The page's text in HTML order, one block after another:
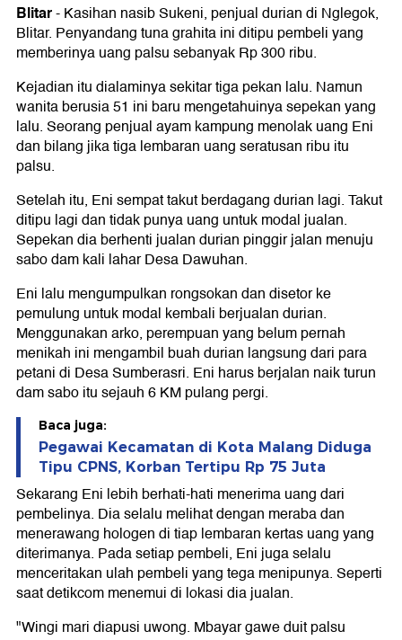
Blitar-Kasihan nasib Sukeni, penjual durian di Nglegok,
Blitar. Penyandang tuna grahita ini ditipu pembeli yang
memberinya uang palsu sebanyak Rp 300 ribu.
Kejadian itu dialaminya sekitar tiga pekan lalu. Namun
wanita berusia 51 ini baru mengetahuinya sepekan yang
lalu. Seorang penjual ayam kampung menolak uang Eni
dan bilang jika tiga lembaran uang seratusan ribu itu
palsu.
Setelah itu, Eni sempat takut berdagang durian lagi. Takut
ditipu lagi dan tidak punya uang untuk modal jualan.
Sepekan dia berhenti jualan durian pinggir jalan menuju
sabo dam kali lahar Desa Dawuhan.
Eni lalu mengumpulkan rongsokan dan disetor ke
pemulung untuk modal kembali berjualan durian.
Menggunakan arko, perempuan yang belum pernah
menikah ini mengambil buah durian langsung dari para
petani di Desa Sumberasri. Eni harus berjalan naik turun
dam sabo itu sejauh 6 KM pulang pergi.
Baca juga:
Pegawai Kecamatan di Kota Malang Diduga
Tipu CPNS, Korban Tertipu Rp 75 Juta
Sekarang Eni lebih berhati-hati menerima uang dari
pembelinya. Dia selalu melihat dengan meraba dan
menerawang hologen di tiap lembaran kertas uang yang
diterimanya. Pada setiap pembeli, Eni juga selalu
menceritakan ulah pembeli yang tega menipunya. Seperti
saat detikcom menemui di lokasi dia jualan.
"Wingi mari diapusi uwong. Mbayar gawe duit palsu